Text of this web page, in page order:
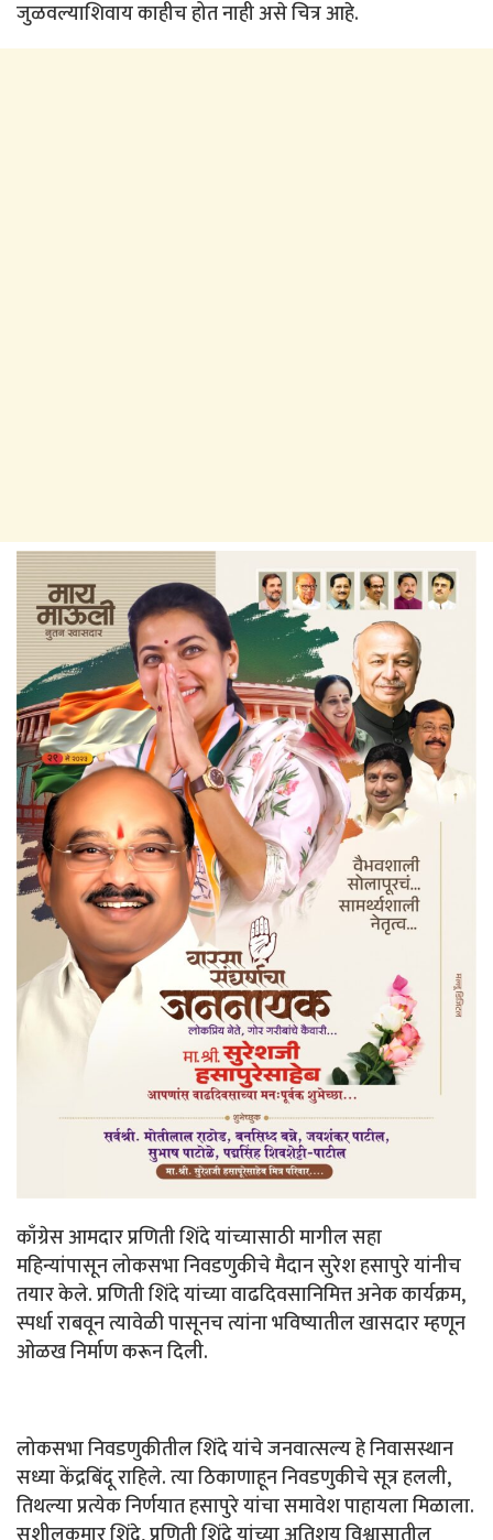
जुळवल्याशिवाय काहीच होत नाही असे चित्र आहे.
काँग्रेस आमदार प्रणिती शिंदे यांच्यासाठी मागील सहा
महिन्यांपासून लोकसभा निवडणुकीचे मैदान सुरेश हसापुरे यांनीच
तयार केले. प्रणिती शिंदे यांच्या वाढदिवसानिमित्त अनेक कार्यक्रम,
स्पर्धा राबवून त्यावेळी पासूनच त्यांना भविष्यातील खासदार म्हणून
ओळख निर्माण करून दिली.
लोकसभा निवडणुकीतील शिंदे यांचे जनवात्सल्य हे निवासस्थान
सध्या केंद्रबिंदू राहिले. त्या ठिकाणाहून निवडणुकीचे सूत्र हलली,
तिथल्या प्रत्येक निर्णयात हसापुरे यांचा समावेश पाहायला मिळाला.